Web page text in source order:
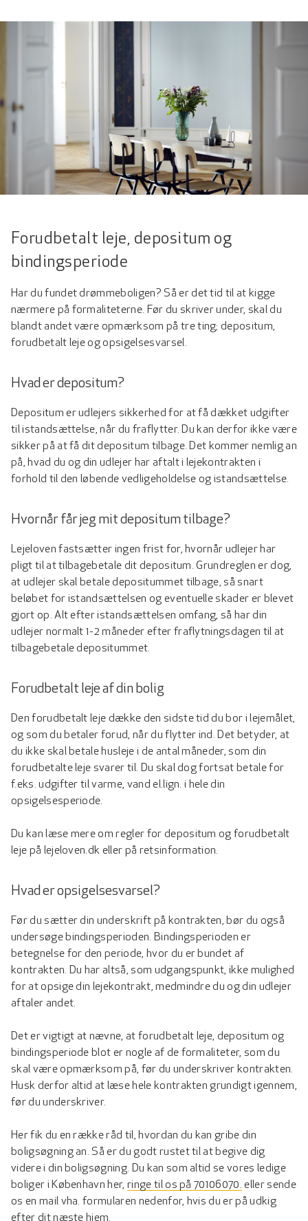
Forudbetalt leje, depositum og
bindingsperiode
Har du fundet drømmeboligen? Så er det tid til at kigge
nærmere på formaliteterne. Før du skriver under, skal du
blandt andet være opmærksom på tre ting; depositum,
forudbetalt leje og opsigelsesvarsel.
Hvad er depositum?
Depositum er udlejers sikkerhed for at få dækket udgifter
til istandsættelse, når du fraflytter. Du kan derfor ikke være
sikker på at få dit depositum tilbage. Det kommer nemlig an
på, hvad du og din udlejer har aftalt i lejekontrakten i
forhold til den løbende vedligeholdelse og istandsættelse.
Hvornår får jeg mit depositum tilbage?
Lejeloven fastsætter ingen frist for, hvornår udlejer har
pligt til at tilbagebetale dit depositum. Grundreglen er dog,
at udlejer skal betale depositummet tilbage, så snart
beløbet for istandsættelsen og eventuelle skader er blevet
gjort op. Alt efter istandsættelsen omfang, så har din
udlejer normalt 1-2 måneder efter fraflytningsdagen til at
tilbagebetale depositummet.
Forudbetalt leje af din bolig
Den forudbetalt leje dække den sidste tid du bor i lejemålet,
og som du betaler forud, når du flytter ind. Det betyder, at
du ikke skal betale husleje i de antal måneder, som din
forudbetalte leje svarer til. Du skal dog fortsat betale for
f.eks. udgifter til varme, vand el.lign. i hele din
opsigelsesperiode.
Du kan læse mere om regler for depositum og forudbetalt
leje på lejeloven.dk eller på retsinformation.
Hvad er opsigelsesvarsel?
Før du sætter din underskrift på kontrakten, bør du også
undersøge bindingsperioden. Bindingsperioden er
betegnelse for den periode, hvor du er bundet af
kontrakten. Du har altså, som udgangspunkt, ikke mulighed
for at opsige din lejekontrakt, medmindre du og din udlejer
aftaler andet.
Det er vigtigt at nævne, at forudbetalt leje, depositum og
bindingsperiode blot er nogle af de formaliteter, som du
skal være opmærksom på, før du underskriver kontrakten.
Husk derfor altid at læse hele kontrakten grundigt igennem,
før du underskriver.
Her fik du en række råd til, hvordan du kan gribe din
boligsøgning an. Så er du godt rustet til at begive dig
videre i din boligsøgning. Du kan som altid se vores ledige
boliger i København her,ringe til os på 70106070. eller sende
os en mail vha. formularen nedenfor, hvis du er på udkig
efter dit næste hjem.